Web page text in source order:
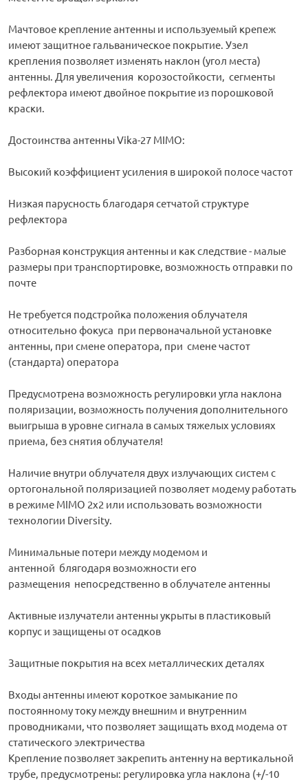
Мачтовое крепление антенны и используемый крепеж
имеют защитное гальваническое покрытие. Узел
крепления позволяет изменять наклон (угол места)
антенны. Для увеличения корозостойкости, сегменты
рефлектора имеют двойное покрытие из порошковой
краски.
Достоинства антенны Vika-27 MIMO:
Высокий коэффициент усиления в широкой полосе частот
Низкая парусность благодаря сетчатой структуре
рефлектора
Разборная конструкция антенны и как следствие - малые
размеры при транспортировке, возможность отправки по
почте
Не требуется подстройка положения облучателя
относительно фокуса при первоначальной установке
антенны, при смене оператора, при смене частот
(стандарта) оператора
Предусмотрена возможность регулировки угла наклона
поляризации, возможность получения дополнительного
выигрыша в уровне сигнала в самых тяжелых условиях
приема, без снятия облучателя!
Наличие внутри облучателя двух излучающих систем с
ортогональной поляризацией позволяет модему работать
в режиме MIMO 2x2 или использовать возможности
технологии Diversity.
Минимальные потери между модемом и
антенной блягодаря возможности его
размещения непосредственно в облучателе антенны
Активные излучатели антенны укрыты в пластиковый
корпус и защищены от осадков
Защитные покрытия на всех металлических деталях
Входы антенны имеют короткое замыкание по
постоянному току между внешним и внутренним
проводниками, что позволяет защищать вход модема от
статического электричества
Крепление позволяет закрепить антенну на вертикальной
трубе, предусмотрены: регулировка угла наклона (+/-10